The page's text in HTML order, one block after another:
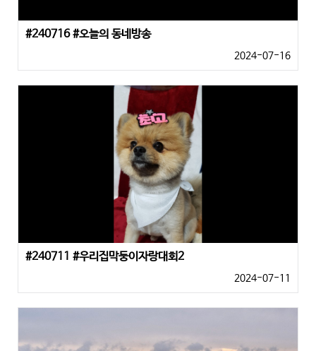
#240716 #오늘의 동네방송
2024-07-16
#240711 #우리집막둥이자랑대회2
2024-07-11